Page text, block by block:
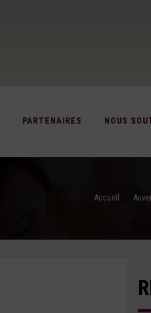
PARTENAIRES NOUS
Accueil